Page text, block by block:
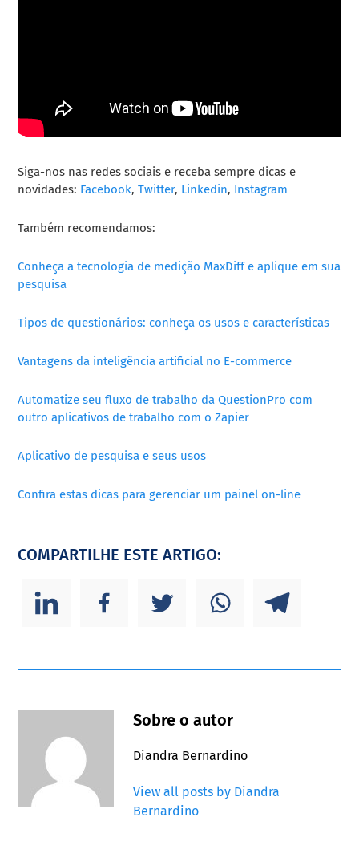
Siga-nos nas redes sociais e receba sempre dicas e
novidades: Facebook, Twitter, Linkedin, Instagram
Também recomendamos:
Conheça a tecnologia de medição MaxDiff e aplique em sua
pesquisa
Tipos de questionários: conheça os usos e características
Vantagens da inteligência artificial no E-commerce
Automatize seu fluxo de trabalho da QuestionPro com
outro aplicativos de trabalho com o Zapier
Aplicativo de pesquisa e seus usos
Confira estas dicas para gerenciar um painel on-line
COMPARTILHE ESTE ARTIGO:
Sobre o autor
Diandra Bernardino
View all posts by Diandra
Bernardino